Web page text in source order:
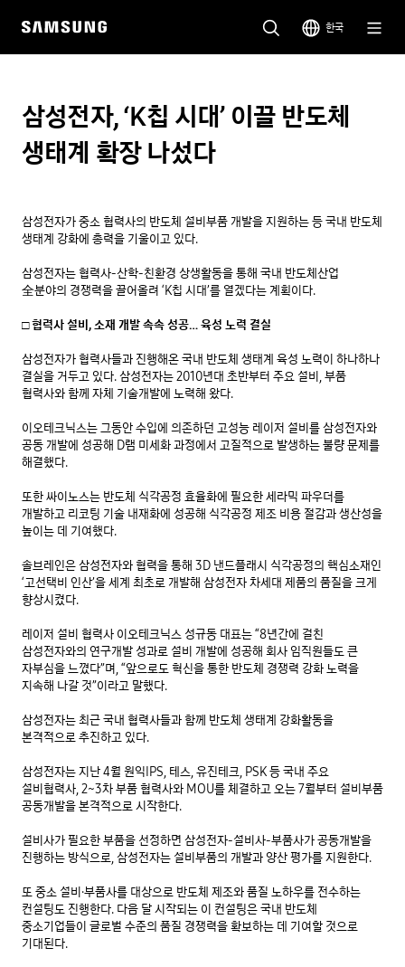
한국
삼성전자, ‘K칩 시대’ 이끌 반도체
생태계 확장 나섰다
삼성전자가 중소 협력사의 반도체 설비부품 개발을 지원하는 등 국내 반도체
생태계 강화에 총력을 기울이고 있다.
삼성전자는 협력사-산학-친환경 상생활동을 통해 국내 반도체산업
全분야의 경쟁력을 끌어올려 ‘K칩 시대’를 열겠다는 계획이다.
□ 협력사 설비, 소재 개발 속속 성공… 육성 노력 결실
삼성전자가 협력사들과 진행해온 국내 반도체 생태계 육성 노력이 하나하나
결실을 거두고 있다. 삼성전자는 2010년대 초반부터 주요 설비, 부품
협력사와 함께 자체 기술개발에 노력해 왔다.
이오테크닉스는 그동안 수입에 의존하던 고성능 레이저 설비를 삼성전자와
공동 개발에 성공해 D램 미세화 과정에서 고질적으로 발생하는 불량 문제를
해결했다.
또한 싸이노스는 반도체 식각공정 효율화에 필요한 세라믹 파우더를
개발하고 리코팅 기술 내재화에 성공해 식각공정 제조 비용 절감과 생산성을
높이는 데 기여했다.
솔브레인은 삼성전자와 협력을 통해 3D 낸드플래시 식각공정의 핵심소재인
‘고선택비 인산’을 세계 최초로 개발해 삼성전자 차세대 제품의 품질을 크게
향상시켰다.
레이저 설비 협력사 이오테크닉스 성규동 대표는 “8년간에 걸친
삼성전자와의 연구개발 성과로 설비 개발에 성공해 회사 임직원들도 큰
자부심을 느꼈다”며, “앞으로도 혁신을 통한 반도체 경쟁력 강화 노력을
지속해 나갈 것”이라고 말했다.
삼성전자는 최근 국내 협력사들과 함께 반도체 생태계 강화활동을
본격적으로 추진하고 있다.
삼성전자는 지난 4월 원익IPS, 테스, 유진테크, PSK 등 국내 주요
설비협력사, 2~3차 부품 협력사와 MOU를 체결하고 오는 7월부터 설비부품
공동개발을 본격적으로 시작한다.
설비사가 필요한 부품을 선정하면 삼성전자-설비사-부품사가 공동개발을
진행하는 방식으로, 삼성전자는 설비부품의 개발과 양산 평가를 지원한다.
또 중소 설비·부품사를 대상으로 반도체 제조와 품질 노하우를 전수하는
컨설팅도 진행한다. 다음 달 시작되는 이 컨설팅은 국내 반도체
중소기업들이 글로벌 수준의 품질 경쟁력을 확보하는 데 기여할 것으로
기대된다.